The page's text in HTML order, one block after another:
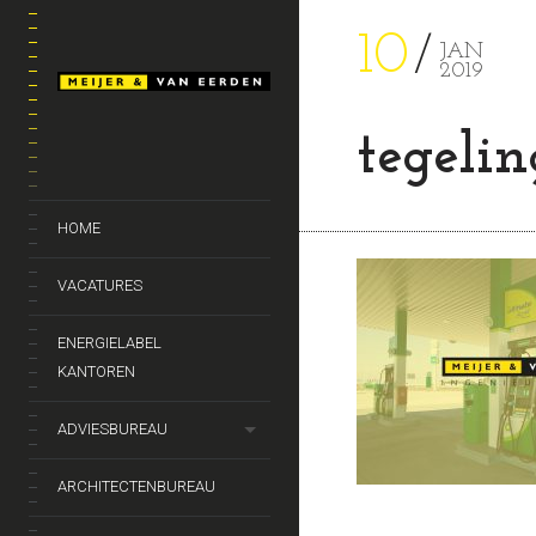
HOME
VACATURES
ENERGIELABEL
KANTOREN
ADVIESBUREAU
ARCHITECTENBUREAU
10
JAN
2019